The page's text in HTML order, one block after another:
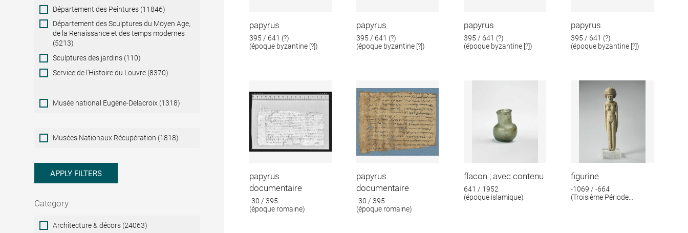
Département des Peintures (11846)
Département des Sculptures du Moyen Age,
de la Renaissance et des temps modernes
(5213)
Sculptures des jardins (110)
Service de l'Histoire du Louvre (8370)
Musée national Eugène-Delacroix (1318)
Musées
Nationaux
Musées Nationaux Récupération (1818)
APPLY FILTERS
Category
Category
Architecture & décors (24063)
papyrus
395 / 641 (?)
(époque byzantine [?])
papyrus
395 / 641 (?)
(époque byzantine [?])
papyrus
395 / 641 (?)
(époque byzantine [?])
papyrus
395 / 641 (?)
(époque byzantine [?])
papyrus
documentaire
-30 / 395
(époque romaine)
papyrus
documentaire
-30 / 395
(époque romaine)
flacon ; avec contenu
641 / 1952
(époque islamique)
figurine
-1069 / -664
(Troisième Période